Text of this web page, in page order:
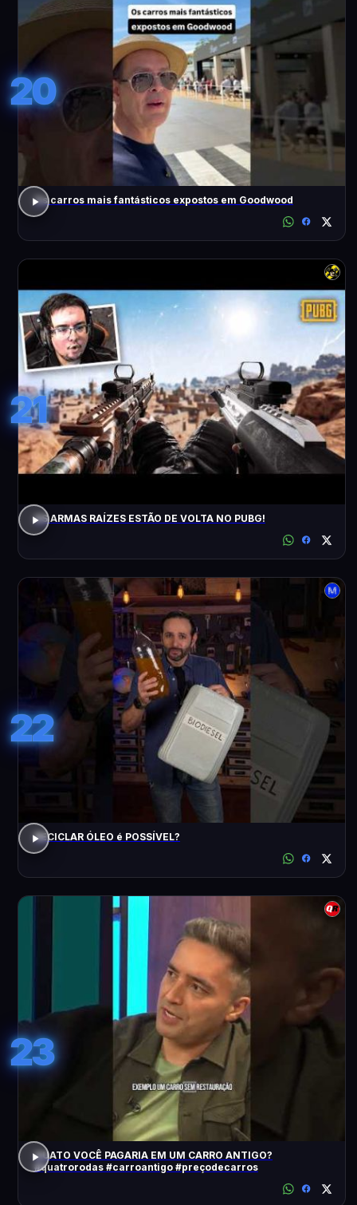
20
Os carros mais fantásticos expostos em Goodwood
21
AS ARMAS RAÍZES ESTÃO DE VOLTA NO PUBG!
22
RECICLAR ÓLEO é POSSÍVEL?
23
QUATO VOCÊ PAGARIA EM UM CARRO ANTIGO?
#quatrorodas #carroantigo #preçodecarros